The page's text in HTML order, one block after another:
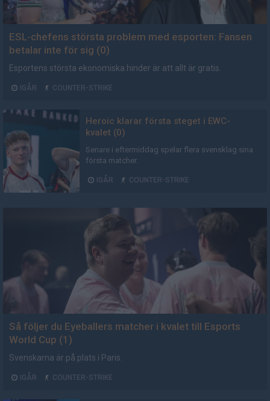
ESL-chefens största problem med esporten: Fansen
betalar inte för sig (0)
Esportens största ekonomiska hinder är att allt är gratis.
IGÅR COUNTER-STRIKE
Heroic klarar första steget i EWC-
kvalet (0)
Senare i eftermiddag spelar flera svensklag sina
första matcher.
IGÅR COUNTER-STRIKE
Så följer du Eyeballers matcher i kvalet till Esports
World Cup (1)
Svenskarna är på plats i Paris.
IGÅR COUNTER-STRIKE